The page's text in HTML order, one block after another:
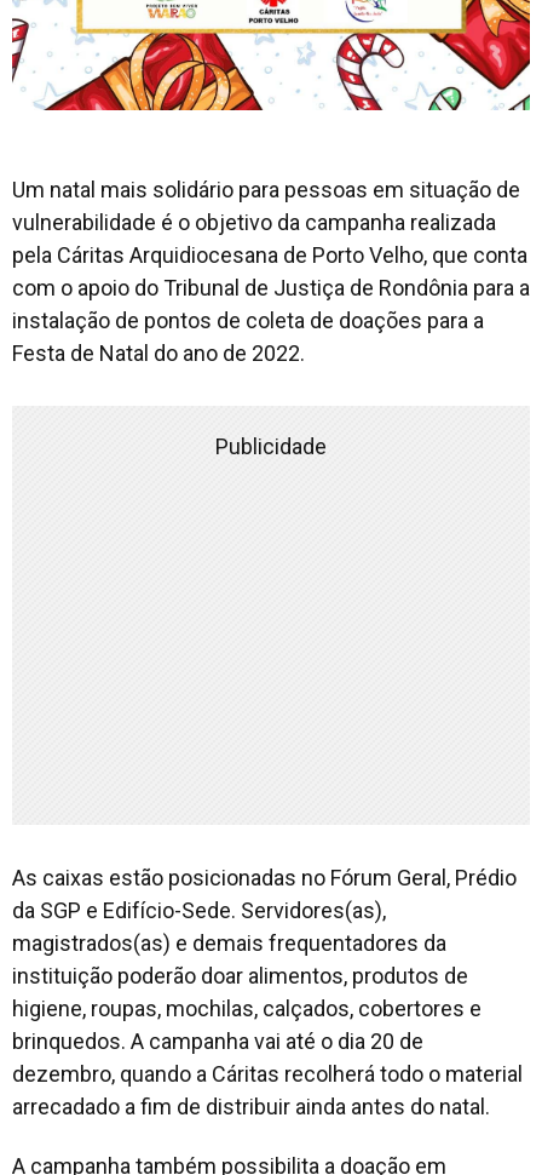
Um natal mais solidário para pessoas em situação de
vulnerabilidade é o objetivo da campanha realizada
pela Cáritas Arquidiocesana de Porto Velho, que conta
com o apoio do Tribunal de Justiça de Rondônia para a
instalação de pontos de coleta de doações para a
Festa de Natal do ano de 2022.
Publicidade
As caixas estão posicionadas no Fórum Geral, Prédio
da SGP e Edifício-Sede. Servidores(as),
magistrados(as) e demais frequentadores da
instituição poderão doar alimentos, produtos de
higiene, roupas, mochilas, calçados, cobertores e
brinquedos. A campanha vai até o dia 20 de
dezembro, quando a Cáritas recolherá todo o material
arrecadado a fim de distribuir ainda antes do natal.
A campanha também possibilita a doação em